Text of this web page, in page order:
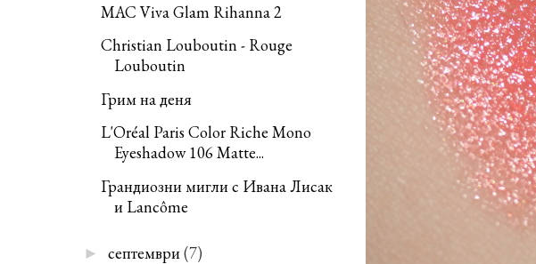
MAC Viva Glam Rihanna 2
Christian Louboutin - Rouge
Louboutin
Грим на деня
L'Oréal Paris Color Riche Mono
Eyeshadow 106 Matte...
Грандиозни мигли с Ивана Лисак
и Lancôme
► септември (7)